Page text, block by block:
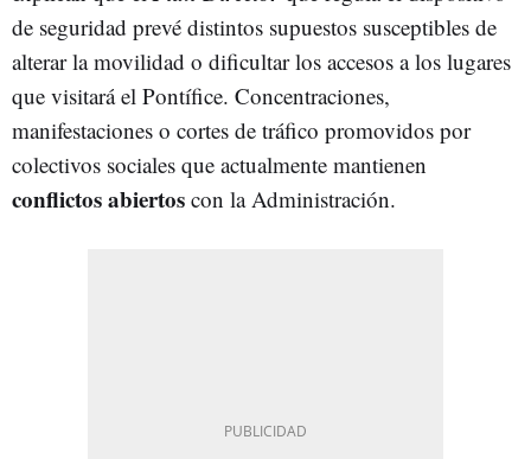
de seguridad prevé distintos supuestos susceptibles de
alterar la movilidad o dificultar los accesos a los lugares
que visitará el Pontífice. Concentraciones,
manifestaciones o cortes de tráfico promovidos por
colectivos sociales que actualmente mantienen
conflictos abiertos con la Administración.